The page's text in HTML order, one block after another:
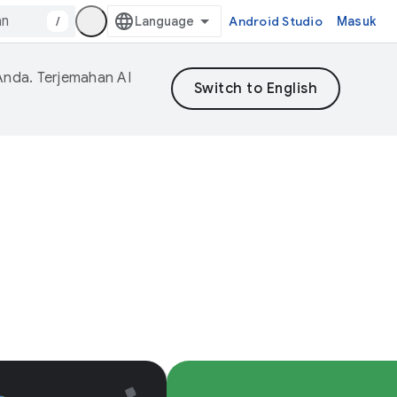
/ Android Studio Masuk
Terjemahan AI